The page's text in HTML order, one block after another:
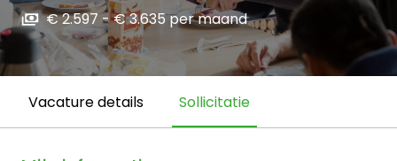
€ 2.597 - € 3.635 per maand
Vacature details Sollicitatie